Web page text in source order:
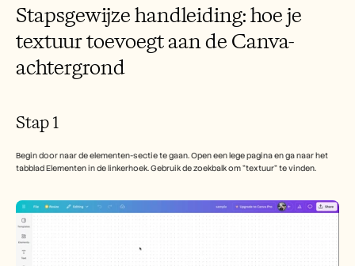
Stapsgewijze handleiding: hoe je
textuur toevoegt aan de Canva-
achtergrond
Stap 1
Begin door naar de elementen-sectie te gaan. Open een lege pagina en ga naar het
tabblad Elementen in de linkerhoek. Gebruik de zoekbalk om "textuur" te vinden.